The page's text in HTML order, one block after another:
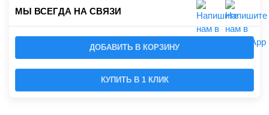
МЫ ВСЕГДА НА СВЯЗИ
ДОБАВИТЬ В КОРЗИНУ
КУПИТЬ В 1 КЛИК